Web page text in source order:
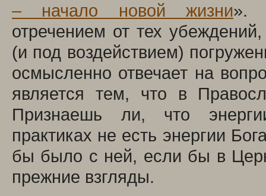
– начало новой жизни».
отречением от тех
(и под воздействием)
осмысленно отвечает на
является тем, что в
Признаешь ли, что
практиках не есть энергии
бы было с ней, если бы в
прежние взгляды.